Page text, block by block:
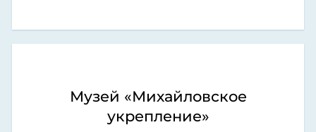
Музей «Михайловское
укрепление»